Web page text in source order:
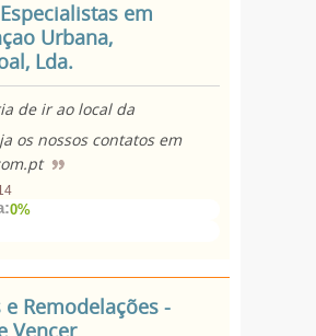
em
Urbana,
Lda.
de ir ao local da
os nossos contatos em
0%
e Remodelações -